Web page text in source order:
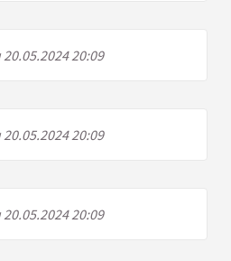
20:09
20:09
20:09